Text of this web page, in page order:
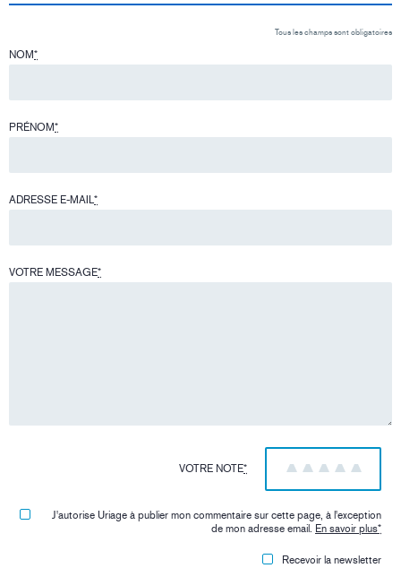
Tous les champs sont obligatoires
NOM*
PRÉNOM*
ADRESSE E-MAIL*
VOTRE MESSAGE*
VOTRE NOTE* 5
4
3
2
1
J'autorise Uriage à publier mon commentaire sur cette page, à l'exception
de mon adresse email. En savoir plus*
Recevoir la newsletter